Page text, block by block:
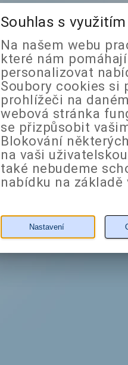
Souhlas s
Na našem webu
které nám
personalizovat
Soubory cookies si
prohlížeči na
webová stránka
se přizpůsobit
Blokování
na vaši
také nebudeme
nabídku na
Nastavení